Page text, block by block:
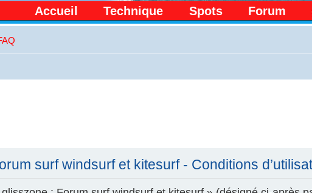
Accueil Technique Spots Forum
surf windsurf et kitesurf - Conditions